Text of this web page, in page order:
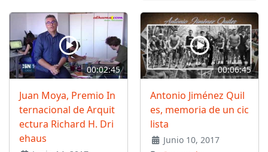
00:02:45
Juan Moya, Premio In
ternacional de Arquit
ectura Richard H. Dri
ehaus
00:06:45
Antonio Jiménez Quil
es, memoria de un cic
lista
Junio 10, 2017